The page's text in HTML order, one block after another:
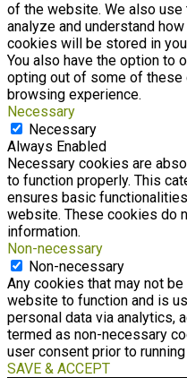
of the website. We also
analyze and understand
cookies will be stored in
You also have the option to
opting out of some of
browsing experience.
Necessary
Necessary
Always Enabled
Necessary cookies are
to function properly. This
ensures basic
website. These cookies do
information.
Non-necessary
Non-necessary
Any cookies that may not
website to function and is
personal data via analytics,
termed as non-necessary
user consent prior to
SAVE & ACCEPT